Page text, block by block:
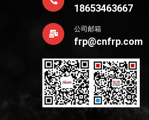
18653463667
公司邮箱
frp@cnfrp.com